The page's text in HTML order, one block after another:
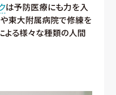
は予防医療にも力を入
や東大附属病院で修練を
よる様々な種類の人間